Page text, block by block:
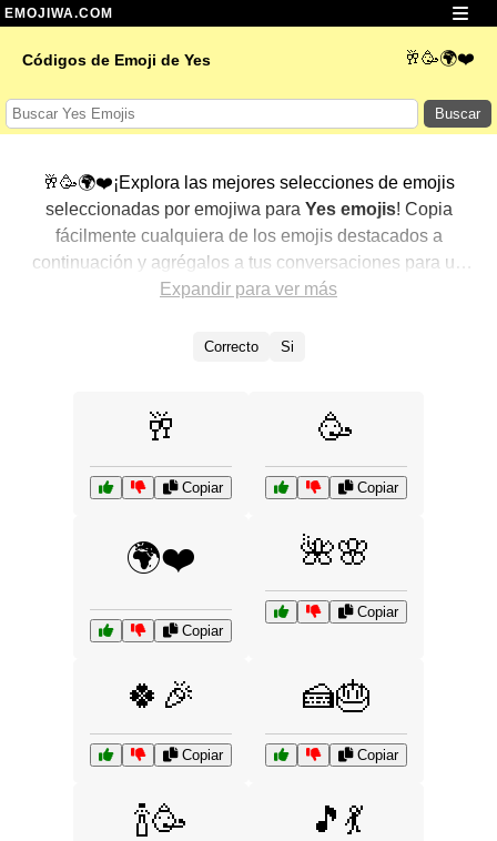
EMOJIWA.COM
Códigos de Emoji de Yes 🥂🥳🌍❤️
Buscar
🥂🥳🌍❤️¡Explora las mejores selecciones de emojis
seleccionadas por emojiwa para Yes emojis! Copia
fácilmente cualquiera de los emojis destacados a
continuación y agrégalos a tus conversaciones para un
toque personalizado. Hemos seleccionado una variedad
populares. ¿Buscas más? Explora otras categorías para
Expandir para ver más
Correcto Si
🥂
Copiar
🥳
Copiar
🌍❤️
Copiar
🌺🌸
Copiar
🍀🎉
Copiar
🍰🎂
Copiar
🍾🥳 🎵💃